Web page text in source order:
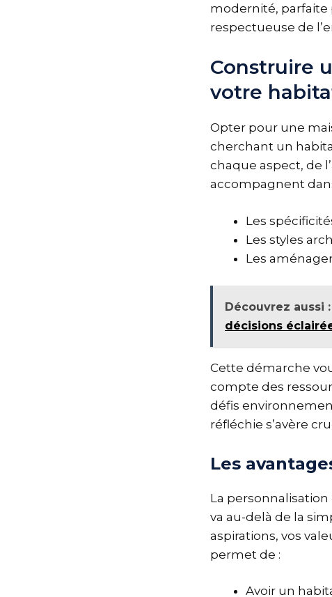
modernité, parfaite
respectueuse de
Construire
votre
Opter pour une
cherchant un
chaque aspect, de
accompagnent
Les
Les styles
Les
Découvrez aussi :
décisions
Cette démarche
compte des
défis
réfléchie s’avère
Les
La
va au-delà de la
aspirations, vos
permet de :
Avoir un